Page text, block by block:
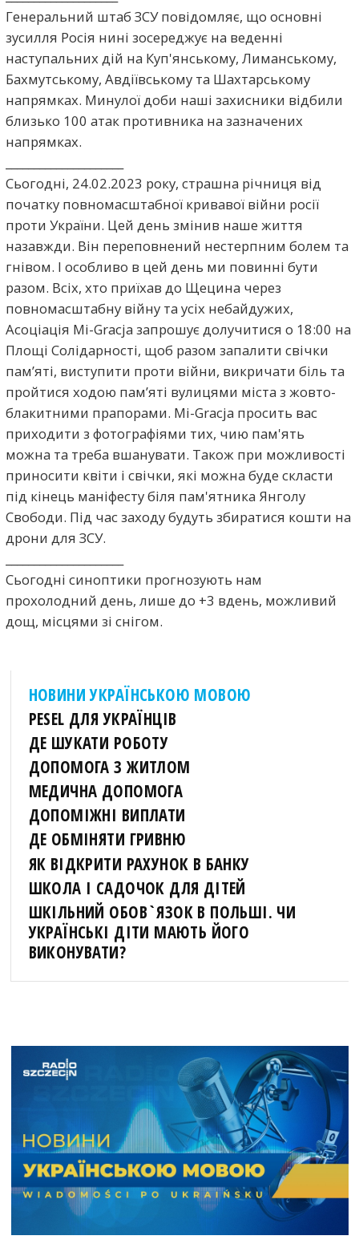
Генеральний штаб ЗСУ повідомляє, що основні
зусилля Росія нині зосереджує на веденні
наступальних дій на Куп'янському, Лиманському,
Бахмутському, Авдіївському та Шахтарському
напрямках. Минулої доби наші захисники відбили
близько 100 атак противника на зазначених
напрямках.
Сьогодні, 24.02.2023 року, страшна річниця від
початку повномасштабної кривавої війни росії
проти України. Цей день змінив наше життя
назавжди. Він переповнений нестерпним болем та
гнівом. І особливо в цей день ми повинні бути
разом. Всіх, хто приїхав до Щецина через
повномасштабну війну та усіх небайдужих,
Асоціація Mi-Gracja запрошує долучитися о 18:00 на
Площі Солідарності, щоб разом запалити свічки
пам’яті, виступити проти війни, викричати біль та
пройтися ходою пам’яті вулицями міста з жовто-
блакитними прапорами. Mi-Gracja просить вас
приходити з фотографіями тих, чию пам'ять
можна та треба вшанувати. Також при можливості
приносити квіти і свічки, які можна буде скласти
під кінець маніфесту біля пам'ятника Янголу
Свободи. Під час заходу будуть збиратися кошти на
дрони для ЗСУ.
Сьогодні синоптики прогнозують нам
прохолодний день, лише до +3 вдень, можливий
дощ, місцями зі снігом.
НОВИНИ УКРАЇНСЬКОЮ МОВОЮ
PESEL ДЛЯ УКРАЇНЦІВ
ДЕ ШУКАТИ РОБОТУ
ДОПОМОГА З ЖИТЛОМ
МЕДИЧНА ДОПОМОГА
ДОПОМІЖНІ ВИПЛАТИ
ДЕ ОБМІНЯТИ ГРИВНЮ
ЯК ВІДКРИТИ РАХУНОК В БАНКУ
ШКОЛА І САДОЧОК ДЛЯ ДІТЕЙ
ШКІЛЬНИЙ ОБОВ`ЯЗОК В ПОЛЬШІ. ЧИ
УКРАЇНСЬКІ ДІТИ МАЮТЬ ЙОГО
ВИКОНУВАТИ?